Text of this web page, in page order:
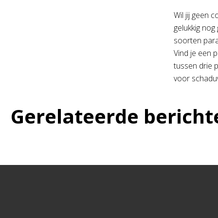
Wil jij geen
gelukkig
soorten
Vind je een
tussen drie
voor
Gerelateerde